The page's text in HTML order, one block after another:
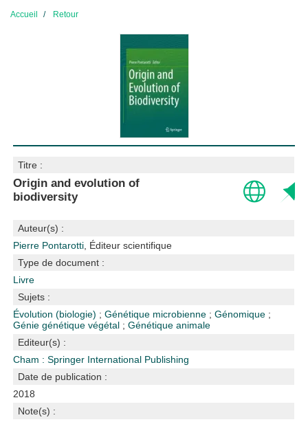
Accueil Retour
Titre :
Origin and evolution of
biodiversity
Auteur(s) :
Pierre Pontarotti , Éditeur scientifique
Type de document :
Livre
Sujets :
Évolution (biologie) ;Génétique microbienne ;Génomique ;
Génie génétique végétal ;Génétique animale
Editeur(s) :
Cham : Springer International Publishing
Date de publication :
2018
Note(s) :